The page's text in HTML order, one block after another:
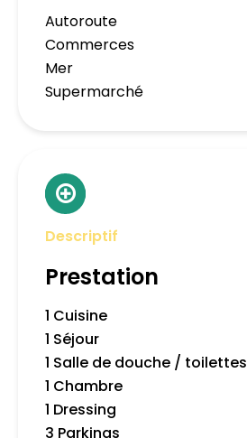
Autoroute
Commerces
Mer
Supermarché
Descriptif
Prestation
1 Cuisine
1 Séjour
1 Salle de douche / toilettes
1 Chambre
1 Dressing
3 Parkings